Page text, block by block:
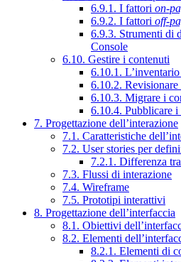
6.9.1. I fattori on-
6.9.2. I fattori off-
6.9.3. Strumenti di
Console
6.10. Gestire i contenuti
6.10.1.
6.10.2.
6.10.3. Migrare i
6.10.4. Pubblicare i
7. Progettazione dell’interazione
7.1. Caratteristiche
7.2. User stories per
7.2.1. Differenza
7.3. Flussi di interazione
7.4. Wireframe
7.5. Prototipi interattivi
8. Progettazione dell’interfaccia
8.1. Obiettivi
8.2. Elementi
8.2.1. Elementi di